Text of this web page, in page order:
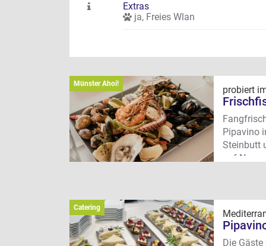
Extras
ja, Freies Wlan
Münster Ahoi!
probiert
Pipavino
Steinbutt
auf
THC –
Catering
Die